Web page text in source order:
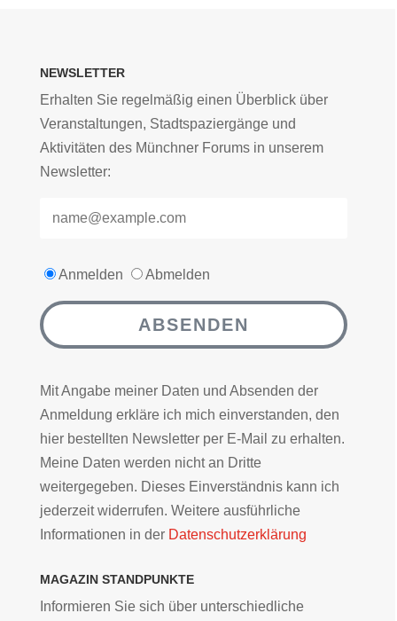
NEWSLETTER
Erhalten Sie regelmäßig einen Überblick über
Veranstaltungen, Stadtspaziergänge und
Aktivitäten des Münchner Forums in unserem
Newsletter:
Anmelden Abmelden
ABSENDEN
Mit Angabe meiner Daten und Absenden der
Anmeldung erkläre ich mich einverstanden, den
hier bestellten Newsletter per E-Mail zu erhalten.
Meine Daten werden nicht an Dritte
weitergegeben. Dieses Einverständnis kann ich
jederzeit widerrufen. Weitere ausführliche
Informationen in der Datenschutzerklärung
MAGAZIN STANDPUNKTE
Informieren Sie sich über unterschiedliche